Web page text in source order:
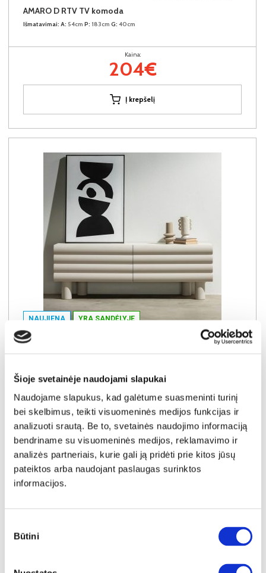
Šioje svetainėje naudojami slapukai
Naudojame slapukus, kad galėtume suasmeninti turinį
bei skelbimus, teikti visuomeninės medijos funkcijas ir
analizuoti srautą. Be to, svetainės naudojimo informaciją
bendriname su visuomeninės medijos, reklamavimo ir
analizės partneriais, kurie gali ją pridėti prie kitos jūsų
pateiktos arba naudojant paslaugas surinktos
informacijos.
pasirinkimas
Būtini
AMARO D RTV TV komoda
Išmatavimai: A: 54cm P: 183cm G: 40cm
Kaina:
204€
Į krepšelį
NAUJIENA YRA SANDĖLYJE
ANATRA MF-N24-04-ANAT-BE TV komoda
179€
Į krepšelį